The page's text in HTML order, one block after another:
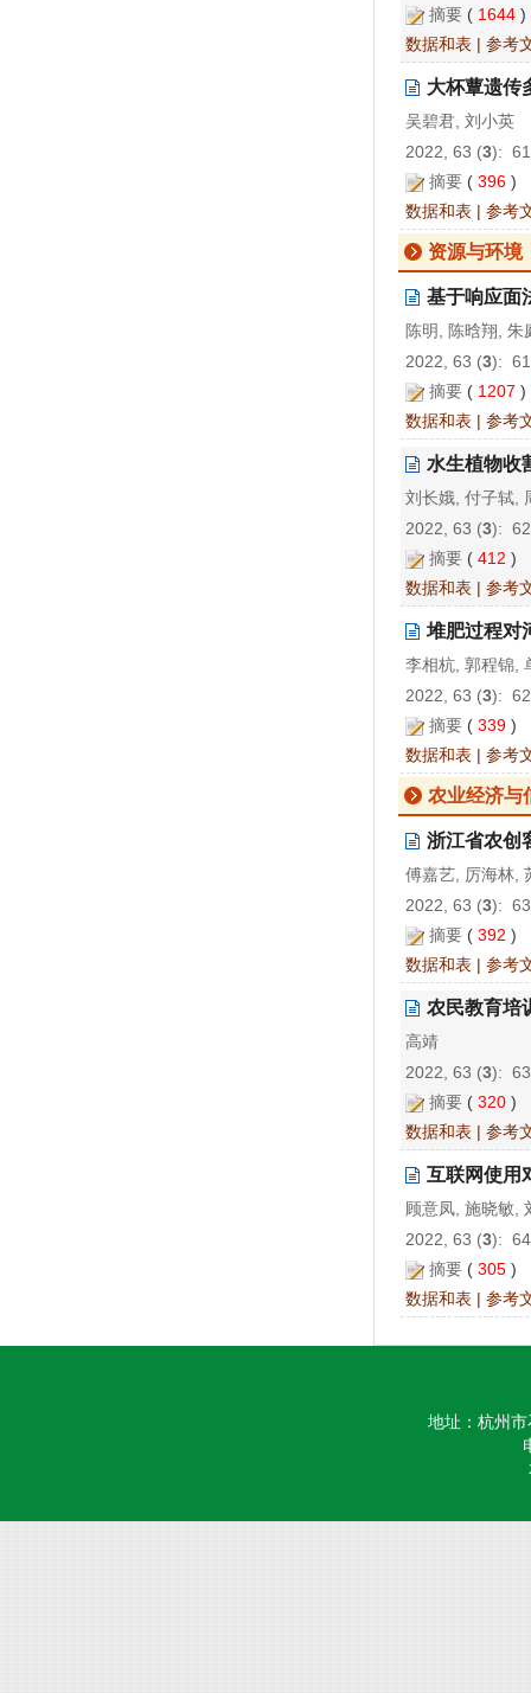
摘要 ( 1644
数据和表 | 参考
大杯蕈遗传
吴碧君, 刘小英
2022, 63 (3):
摘要 ( 396 )
数据和表 | 参考
资源与环境
基于响应面
陈明, 陈晗翔, 朱
2022, 63 (3):
摘要 ( 1207
数据和表 | 参考
水生植物收
刘长娥, 付子轼,
2022, 63 (3):
摘要 ( 412 )
数据和表 | 参考
堆肥过程对
李相杭, 郭程锦,
2022, 63 (3):
摘要 ( 339 )
数据和表 | 参考
农业经济与
浙江省农创
傅嘉艺, 厉海林,
2022, 63 (3):
摘要 ( 392 )
数据和表 | 参考
农民教育培
高靖
2022, 63 (3):
摘要 ( 320 )
数据和表 | 参考
互联网使用
顾意凤, 施晓敏,
2022, 63 (3):
摘要 ( 305 )
数据和表 | 参考
地址：杭州